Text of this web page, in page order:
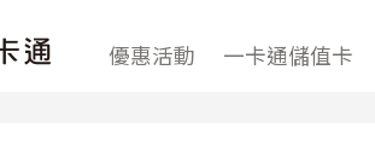
優惠活動 一卡通儲值卡